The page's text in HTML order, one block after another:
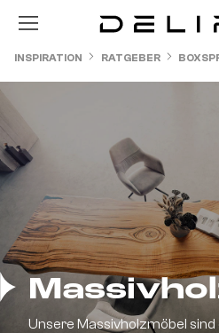
Zum Hauptinhalt springen
INSPIRATION RATGEBER
Unsere Massivholzmöbel